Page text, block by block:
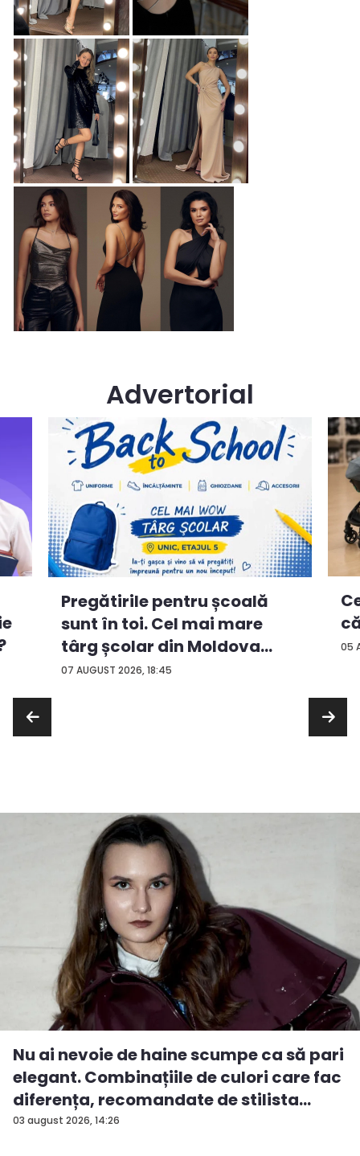
Advertorial
07 AUGUST 2026, 18:45
Pregătirile pentru școală
sunt în toi. Cel mai mare
târg școlar din Moldova
con...
05
03 august 2026, 14:26
Nu ai nevoie de haine scumpe ca să pari
elegant. Combinațiile de culori care fac
diferența, recomandate de stilista
And...